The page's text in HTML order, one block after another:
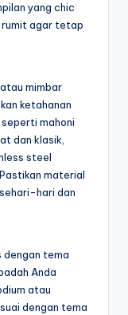
yang chic
rumit agar tetap
mimbar
ketahanan
mahoni
dan klasik,
steel
material
hari dan
dengan tema
Anda
atau
dengan tema